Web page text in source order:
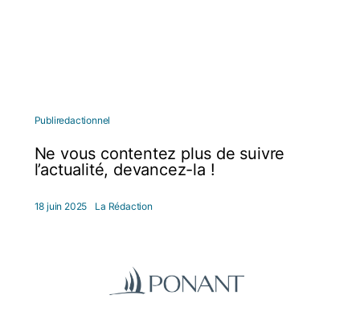
Publiredactionnel
Ne vous contentez plus de suivre
l’actualité, devancez-la !
18 juin 2025 La Rédaction